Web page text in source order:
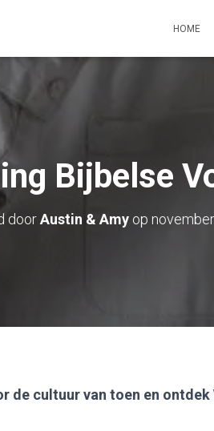
HOME
Bijbelse
doorAustin & Amy op
de cultuur van toen en